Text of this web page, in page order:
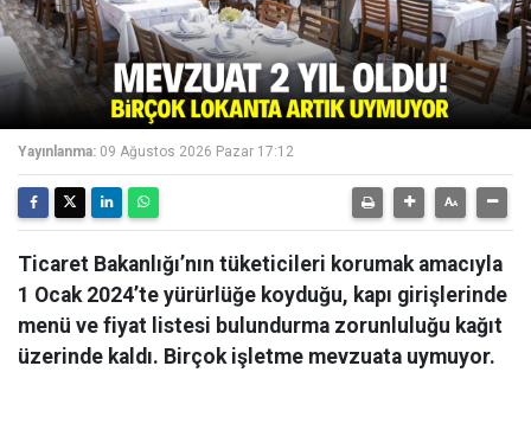
Yayınlanma: 09 Ağustos 2026 Pazar 17:12
Ticaret Bakanlığı’nın tüketicileri korumak amacıyla
1 Ocak 2024’te yürürlüğe koyduğu, kapı girişlerinde
menü ve fiyat listesi bulundurma zorunluluğu kağıt
üzerinde kaldı. Birçok işletme mevzuata uymuyor.